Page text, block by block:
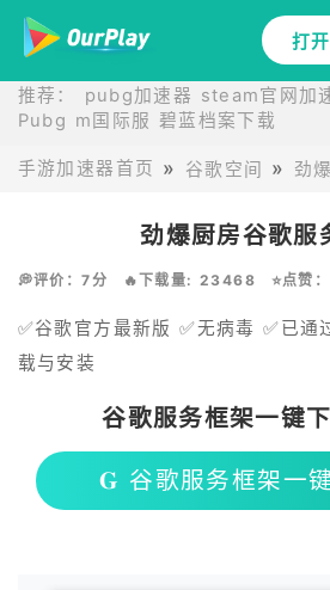
打
推荐： pubg加速器 steam官网加
Pubg m国际服 碧蓝档案下载
手游加速器首页 谷歌空间 劲
劲爆厨房谷歌服
💭评价：7分 🔥下载量: 23468 ⭐点赞
✅谷歌官方最新版 ✅无病毒 ✅已通
载与安装
谷歌服务框架一键下
𝐆 谷歌服务框架一